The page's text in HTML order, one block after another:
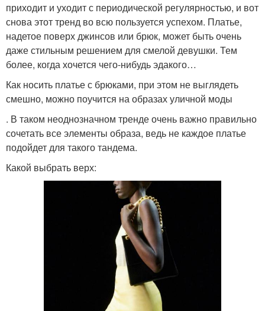
приходит и уходит с периодической регулярностью, и вот
снова этот тренд во всю пользуется успехом. Платье,
надетое поверх джинсов или брюк, может быть очень
даже стильным решением для смелой девушки. Тем
более, когда хочется чего-нибудь эдакого…
Как носить платье с брюками, при этом не выглядеть
смешно, можно поучится на образах уличной моды
. В таком неоднозначном тренде очень важно правильно
сочетать все элементы образа, ведь не каждое платье
подойдет для такого тандема.
Какой выбрать верх: